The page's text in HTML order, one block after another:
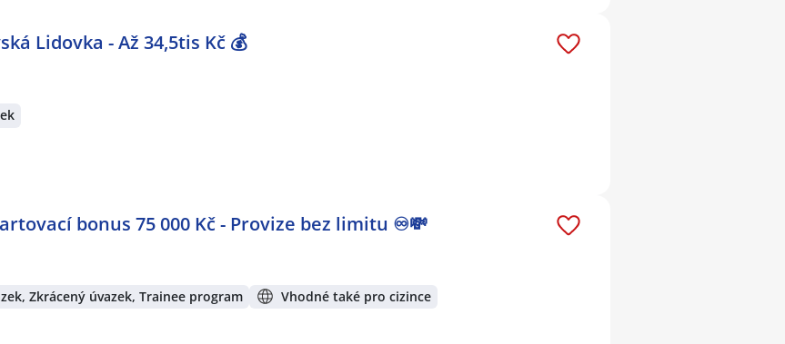
Lidovka - Až 34,5tis Kč 💰
bonus 75 000 Kč - Provize bez limitu ♾️💸
Zkrácený úvazek, Trainee program Vhodné také pro cizince